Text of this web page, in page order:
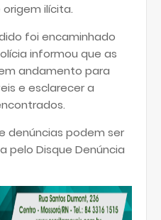
ilícita.
foi encaminhado
informou que as
andamento para
e esclarecer a
denúncias podem ser
pelo Disque Denúncia